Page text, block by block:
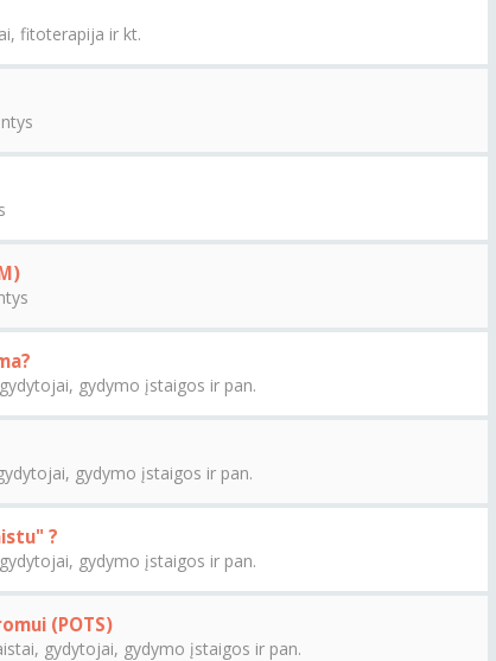
fitoterapija ir kt.
gydymo įstaigos ir pan.
gydymo įstaigos ir pan.
?
gydymo įstaigos ir pan.
(POTS)
gydytojai, gydymo įstaigos ir pan.